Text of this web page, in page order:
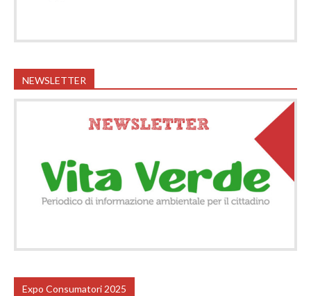
NEWSLETTER
Expo Consumatori 2025